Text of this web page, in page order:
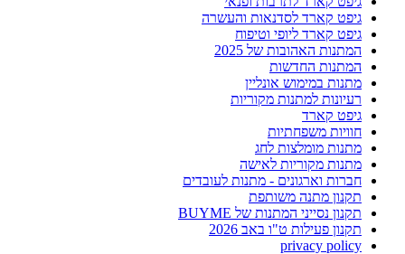
גיפט קארד לסדנאות והעשרה
גיפט קארד ליופי וטיפוח
המתנות האהובות של 2025
המתנות החדשות
מתנות במימוש אונליין
רעיונות למתנות מקוריות
גיפט קארד
חוויות משפחתיות
מתנות מומלצות לחג
מתנות מקוריות לאישה
חברות וארגונים - מתנות לעובדים
תקנון מתנה משותפת
תקנון נסייני המתנות של BUYME
תקנון פעילות ט"ו באב 2026
privacy policy